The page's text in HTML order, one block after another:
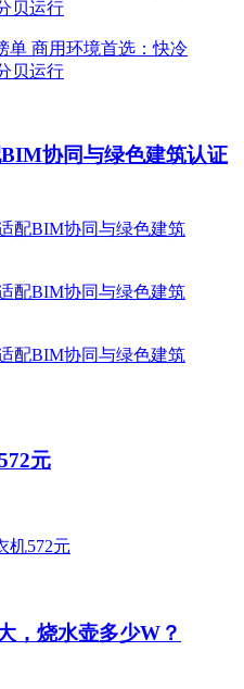
协同与绿色建筑认证
元
，烧水壶多少W？